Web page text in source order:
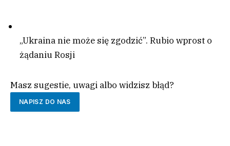
„Ukraina nie może się zgodzić”. Rubio wprost o
żądaniu Rosji
Masz sugestie, uwagi albo widzisz błąd?
NAPISZ DO NAS